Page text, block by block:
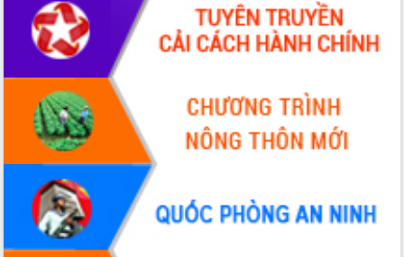
Đoàn đại biểu Quốc hội tỉnh Đắk Lắk
trao đổi thông tin trước Kỳ họp thứ
nhất, Quốc hội khóa XVI
Quyết liệt cải cách hành chính, khơi
thông nguồn lực phát triển
Nâng cao hiệu lực, hiệu quả HĐND
tỉnh thông qua hiện đại hóa hành chính
Xã Ea Phê gắn cải cách hành chính với
chuyển đổi số
Phó Chủ tịch Thường trực UBND tỉnh
Hồ Thị Nguyên Thảo làm việc tại Trung
tâm Phục vụ hành chính công xã Ea
Phê